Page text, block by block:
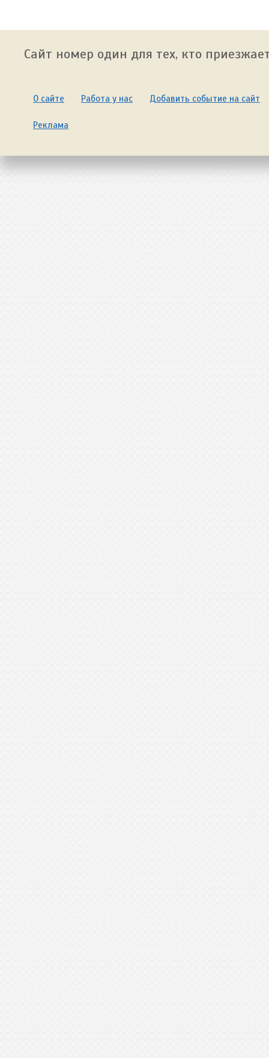
Сайт номер один для тех, кто
О сайте Работа у нас Добавить событие на сайт
Реклама